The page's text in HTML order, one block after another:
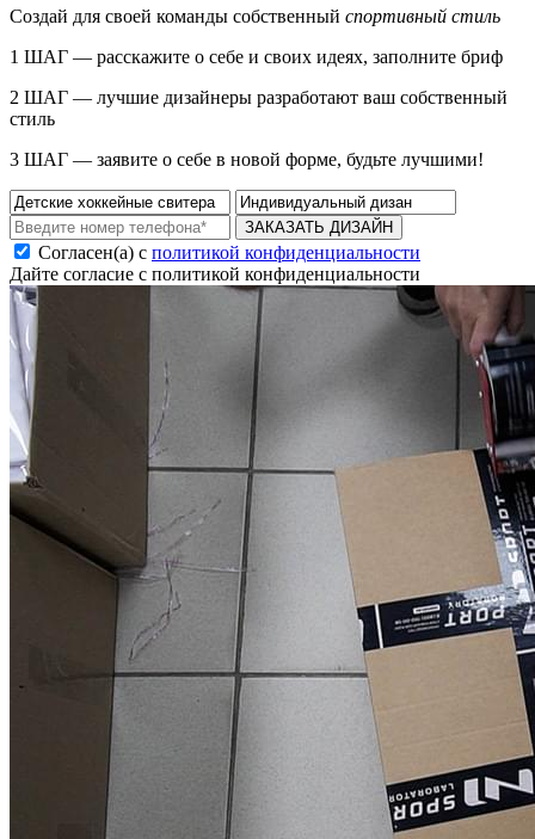
Создай для своей команды собственный спортивный стиль
1 ШАГ — расскажите о себе и своих идеях, заполните бриф
2 ШАГ — лучшие дизайнеры разработают ваш собственный
стиль
3 ШАГ — заявите о себе в новой форме, будьте лучшими!
ЗАКАЗАТЬ ДИЗАЙН
Согласен(а) с политикой конфиденциальности
Дайте согласие с политикой конфиденциальности